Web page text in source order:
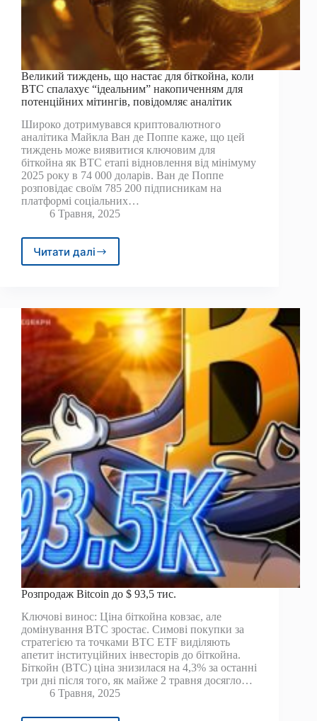
Великий тиждень, що настає для біткойна, коли
BTC спалахує “ідеальним” накопиченням для
потенційних мітингів, повідомляє аналітик
Широко дотримувався криптовалютного
аналітика Майкла Ван де Поппе каже, що цей
тиждень може виявитися ключовим для
біткойна як BTC етапі відновлення від мінімуму
2025 року в 74 000 доларів. Ван де Поппе
розповідає своїм 785 200 підписникам на
платформі соціальних…
6 Травня, 2025
Читати далі
Великий
для
біткойна,
коли
спалахує
“ідеальним”
накопиченням
для
потенційних
мітингів,
повідомляє
аналітик
Розпродаж Bitcoin до $ 93,5 тис.
Ключові винос: Ціна біткойна ковзає, але
домінування BTC зростає. Симові покупки за
стратегією та точками BTC ETF виділяють
апетит інституційних інвесторів до біткойна.
Біткойн (BTC) ціна знизилася на 4,3% за останні
три дні після того, як майже 2 травня досягло…
6 Травня, 2025